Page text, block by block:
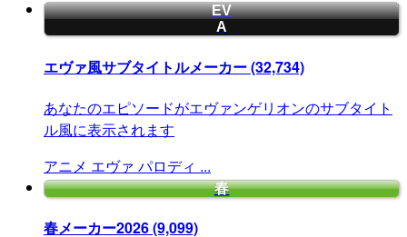
EV
A
エヴァ風サブタイトルメーカー(32,734)
あなたのエピソードがエヴァンゲリオンのサブタイト
ル風に表示されます
アニメ エヴァ パロディ ...
春
春メーカー2026(9,099)